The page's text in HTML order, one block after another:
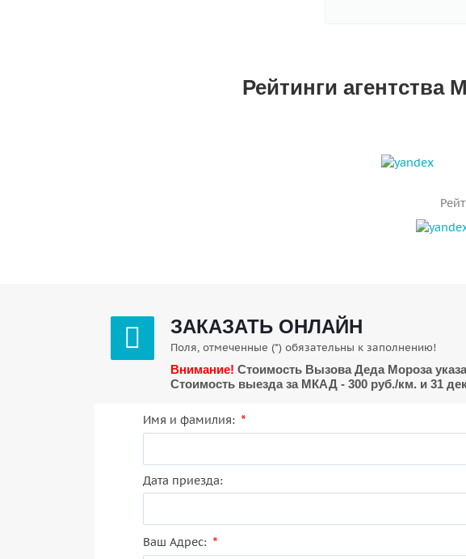
Рейтинги
ЗАКАЗАТЬ ОНЛАЙН
Поля, отмеченные (*) обязательны к заполнению!
Внимание! Стоимость Вызова Деда Мороза
Стоимость выезда за МКАД - 300 руб./км. и 31
Имя и фамилия: *
Дата приезда:
Ваш Адрес: *